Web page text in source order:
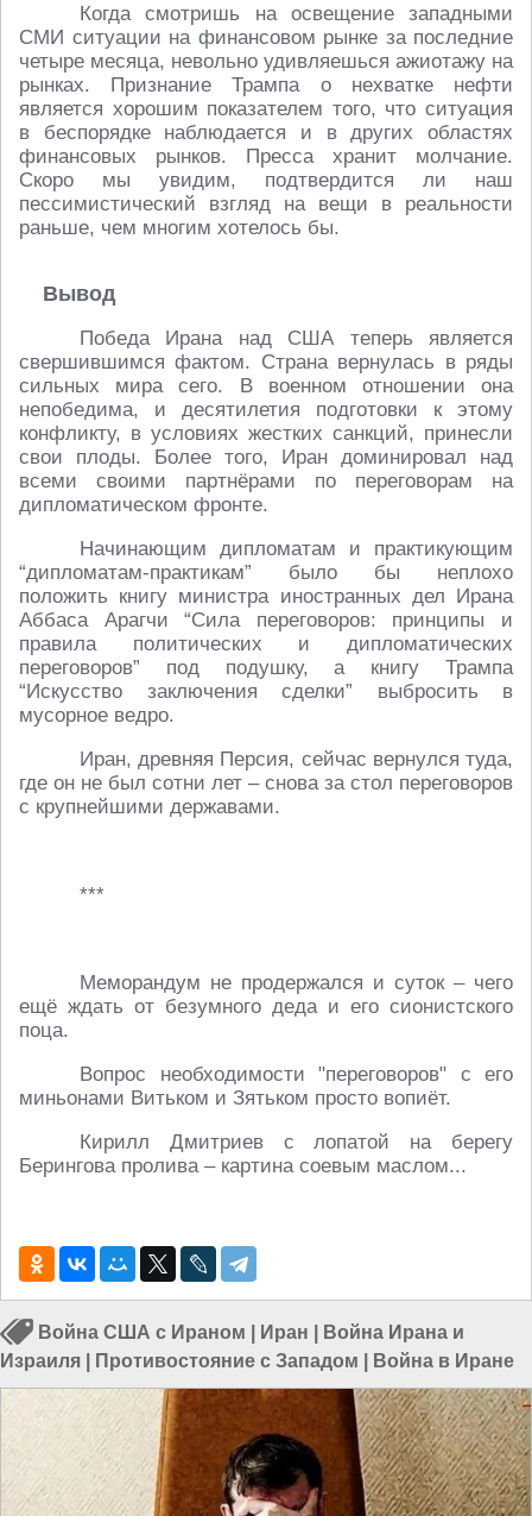
Когда смотришь на освещение западными
СМИ ситуации на финансовом рынке за последние
четыре месяца, невольно удивляешься ажиотажу на
рынках. Признание Трампа о нехватке нефти
является хорошим показателем того, что ситуация
в беспорядке наблюдается и в других областях
финансовых рынков. Пресса хранит молчание.
Скоро мы увидим, подтвердится ли наш
пессимистический взгляд на вещи в реальности
раньше, чем многим хотелось бы.
Вывод
Победа Ирана над США теперь является
свершившимся фактом. Страна вернулась в ряды
сильных мира сего. В военном отношении она
непобедима, и десятилетия подготовки к этому
конфликту, в условиях жестких санкций, принесли
свои плоды. Более того, Иран доминировал над
всеми своими партнёрами по переговорам на
дипломатическом фронте.
Начинающим дипломатам и практикующим
“дипломатам-практикам” было бы неплохо
положить книгу министра иностранных дел Ирана
Аббаса Арагчи “Сила переговоров: принципы и
правила политических и дипломатических
переговоров” под подушку, а книгу Трампа
“Искусство заключения сделки” выбросить в
мусорное ведро.
Иран, древняя Персия, сейчас вернулся туда,
где он не был сотни лет – снова за стол переговоров
с крупнейшими державами.
***
Меморандум не продержался и суток – чего
ещё ждать от безумного деда и его сионистского
поца.
Вопрос необходимости "переговоров" с его
миньонами Витьком и Зятьком просто вопиёт.
Кирилл Дмитриев с лопатой на берегу
Берингова пролива – картина соевым маслом...
Война США с Ираном Иран
Война Ирана и
Израиля
Противостояние с Западом Война в Иране